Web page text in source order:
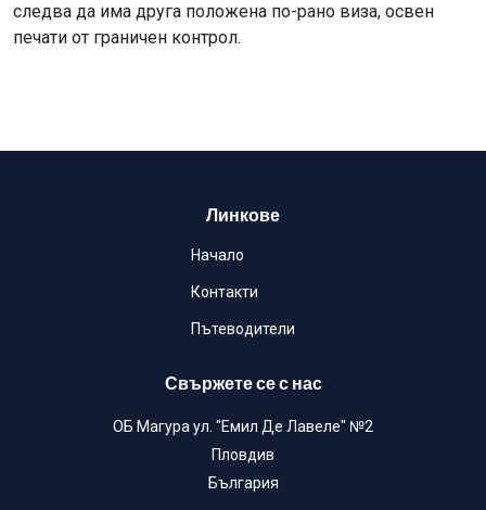
следва да има друга положена по-рано виза, освен
печати от граничен контрол.
Линкове
Начало
Контакти
Пътеводители
Свържете се с нас
ОБ Магура ул. "Емил Де Лавеле" №2
Пловдив
България